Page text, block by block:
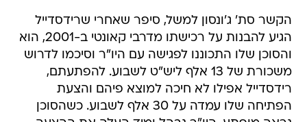
הקשר סת' ג'ונסון למשל, סיפר שאחרי שרידסדייל
הגיע להבנות על רכישתו מדרבי קאונטי ב-2001, הוא
והסוכן שלו התכוננו לפגישה עם היו"ר וסיכמו לדרוש
משכורת של 13 אלף ליש"ט לשבוע. להפתעתם,
רידסדייל אפילו לא חיכה למוצא פיהם והצעת
הפתיחה שלו עמדה על 30 אלף לשבוע. כשהסוכן